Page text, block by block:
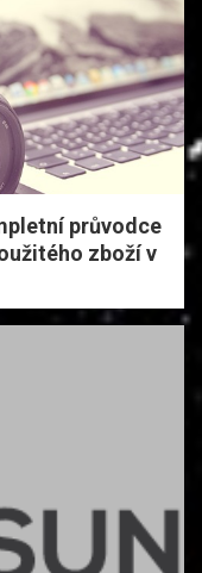
průvodce
zboží v